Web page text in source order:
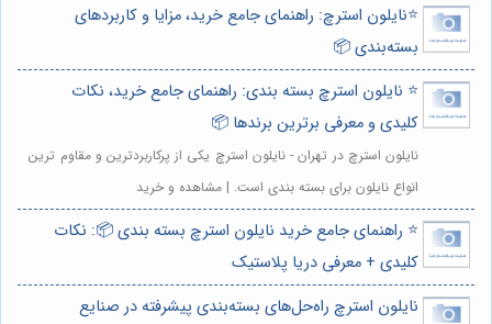
⭐️نایلون استرچ: راهنمای جامع خرید، مزایا و کاربردهای
بسته‌بندی 📦
⭐️ نایلون استرچ بسته بندی: راهنمای جامع خرید، نکات
کلیدی و معرفی برترین برندها 📦
نایلون استرچ در تهران - نایلون استرچ یکی از پرکاربردترین و مقاوم ترین
انواع نایلون برای بسته بندی است. | مشاهده و خرید
⭐️ راهنمای جامع خرید نایلون استرچ بسته بندی 📦: نکات
کلیدی + معرفی دریا پلاستیک
نایلون استرچ راه‌حل‌های بسته‌بندی پیشرفته در صنایع